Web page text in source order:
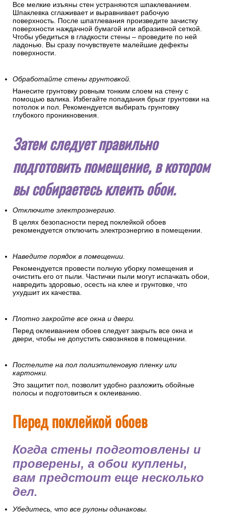
Все мелкие изъяны стен устраняются шпаклеванием.
Шпаклевка сглаживает и выравнивает рабочую
поверхность. После шпатлевания произведите зачистку
поверхности наждачной бумагой или абразивной сеткой.
Чтобы убедиться в гладкости стены – проведите по ней
ладонью. Вы сразу почувствуете малейшие дефекты
поверхности.
Обработайте стены грунтовкой.
Нанесите грунтовку ровным тонким слоем на стену с
помощью валика. Избегайте попадания брызг грунтовки на
потолок и пол. Рекомендуется выбирать грунтовку
глубокого проникновения.
Затем следует правильно
подготовить помещение, в котором
вы собираетесь клеить обои.
Отключите электроэнергию.
В целях безопасности перед поклейкой обоев
рекомендуется отключить электроэнергию в помещении.
Наведите порядок в помещении.
Рекомендуется провести полную уборку помещения и
очистить его от пыли. Частички пыли могут испачкать обои,
навредить здоровью, осесть на клее и грунтовке, что
ухудшит их качества.
Плотно закройте все окна и двери.
Перед оклеиванием обоев следует закрыть все окна и
двери, чтобы не допустить сквозняков в помещении.
Постелите на пол полиэтиленовую пленку или
картонки.
Это защитит пол, позволит удобно разложить обойные
полосы и подготовиться к оклеиванию.
Перед поклейкой обоев
Когда стены подготовлены и
проверены, а обои куплены,
вам предстоит еще несколько
дел.
Убедитесь, что все рулоны одинаковы.